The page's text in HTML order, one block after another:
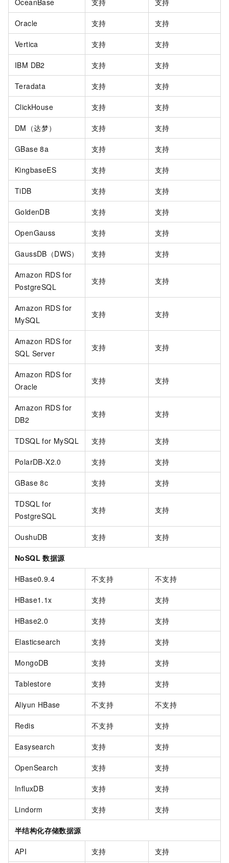
OceanBase 支持 支持
Oracle 支持 支持
Vertica 支持 支持
IBM DB2 支持 支持
Teradata 支持 支持
ClickHouse 支持 支持
DM（达梦） 支持 支持
GBase 8a 支持 支持
KingbaseES 支持 支持
TiDB 支持 支持
GoldenDB 支持 支持
OpenGauss 支持 支持
GaussDB（DWS） 支持 支持
Amazon RDS for
PostgreSQL
支持 支持
Amazon RDS for
MySQL
支持 支持
Amazon RDS for
SQL Server
支持 支持
Amazon RDS for
Oracle
支持 支持
Amazon RDS for
DB2
支持 支持
TDSQL for MySQL 支持 支持
PolarDB-X2.0 支持 支持
GBase 8c 支持 支持
TDSQL for
PostgreSQL
支持 支持
OushuDB 支持 支持
NoSQL 数据源
HBase0.9.4 不支持 不支持
HBase1.1x 支持 支持
HBase2.0 支持 支持
Elasticsearch 支持 支持
MongoDB 支持 支持
Tablestore 支持 支持
Aliyun HBase 不支持 不支持
Redis 不支持 支持
Easysearch 支持 支持
OpenSearch 支持 支持
InfluxDB 支持 支持
Lindorm 支持 支持
半结构化存储数据源
API 支持 支持